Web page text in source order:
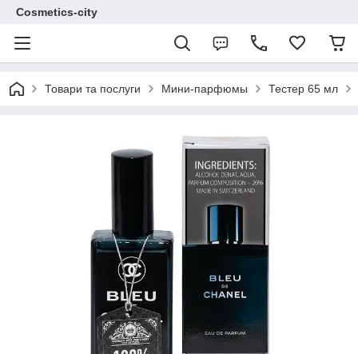
Cosmetics-city
Товари та послуги Мини-парфюмы Тестер 65 мл